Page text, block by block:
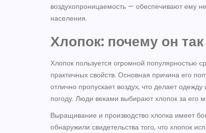
воздухопроницаемость — обеспечивают ему
населения.
Хлопок: почему он
Хлопок пользуется огромной популярностью
практичных свойств. Основная причина его
отлично пропускает воздух, что делает
погоду. Люди веками выбирают хлопок за его
Выращивание и производство хлопка имеет
обнаружили свидетельства того, что хлопок